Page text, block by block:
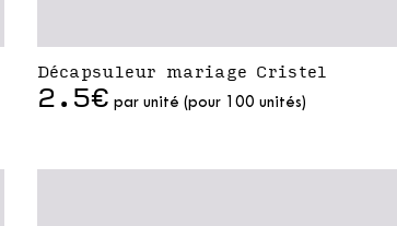
Décapsuleur mariage Cristel
2.5€ par unité (pour 100 unités)